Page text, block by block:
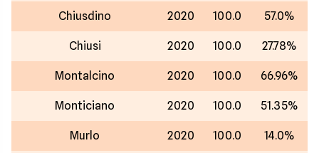
Chiusdino 2020 100.0 57.0%
Chiusi 2020 100.0 27.78%
Montalcino 2020 100.0 66.96%
Monticiano 2020 100.0 51.35%
Murlo 2020 100.0 14.0%